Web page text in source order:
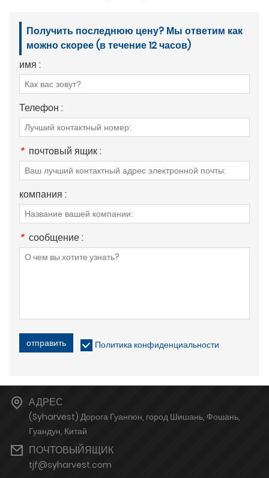
Получить последнюю цену? Мы ответим как
можно скорее (в течение 12 часов)
имя :
Телефон :
* почтовый ящик :
компания :
* сообщение :
отправить Политика конфиденциальности
АДРЕС
(Syharvest) Дорога Гуангюн, город Шишань, Фошань,
Гуандун, Китай
ПОЧТОВЫЙЯЩИК
tjf@syharvest.com